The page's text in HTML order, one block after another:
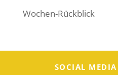
Wochen-Rückblick
SOCIAL